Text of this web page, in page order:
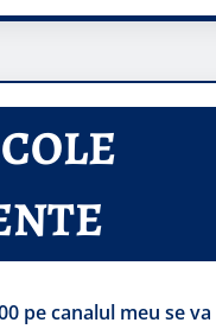
pe canalul meu se va